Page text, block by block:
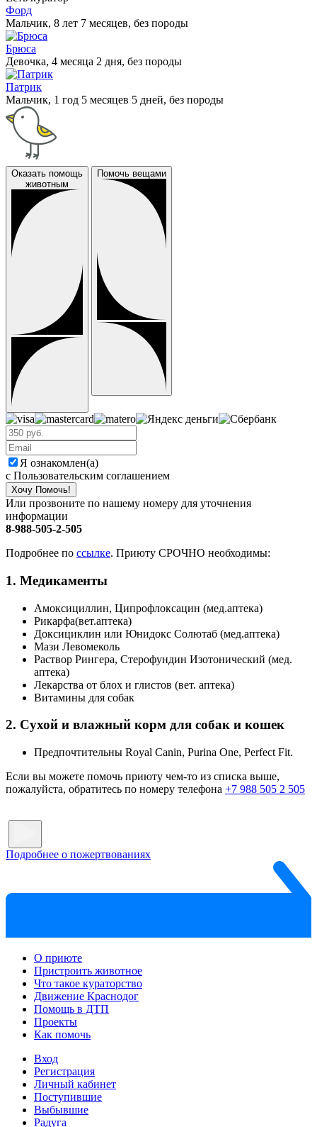
Форд
Мальчик, 8 лет 7 месяцев, без породы
Брюса
Девочка, 4 месяца 2 дня, без породы
Патрик
Мальчик, 1 год 5 месяцев 5 дней, без породы
Оказать помощь
животным
Помочь вещами
Я ознакомлен(а)
с Пользовательским соглашением
Хочу Помочь!
Или прозвоните по нашему номеру для уточнения
информации
8-988-505-2-505
Подробнее по ссылке. Приюту СРОЧНО необходимы:
1. Медикаменты
Амоксициллин, Ципрофлоксацин (мед.аптека)
Рикарфа(вет.аптека)
Доксициклин или Юнидокс Солютаб (мед.аптека)
Мази Левомеколь
Раствор Рингера, Стерофундин Изотонический (мед.
аптека)
Лекарства от блох и глистов (вет. аптека)
Витамины для собак
2. Сухой и влажный корм для собак и кошек
Предпочтительны Royal Canin, Purina One, Perfect Fit.
Если вы можете помочь приюту чем-то из списка выше,
пожалуйста, обратитесь по номеру телефона +7 988 505 2 505
Подробнее о пожертвованиях
О приюте
Пристроить животное
Что такое кураторство
Движение Краснодог
Помощь в ДТП
Проекты
Как помочь
Вход
Регистрация
Личный кабинет
Поступившие
Выбывшие
Радуга